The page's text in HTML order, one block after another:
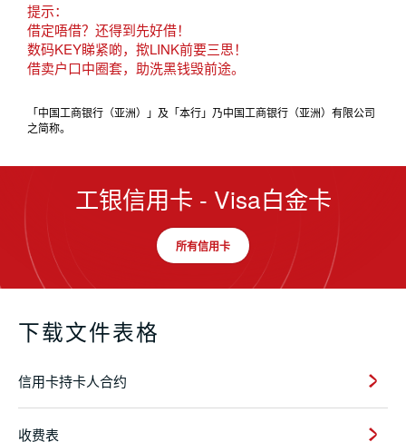
提示：
借定唔借？还得到先好借！
数码KEY睇紧啲，揿LINK前要三思！
借卖户口中圈套，助洗黑钱毁前途。
「中国工商银行（亚洲）」及「本行」乃中国工商银行（亚洲）有限公司
之简称。
工银信用卡 - Visa白金卡
所有信用卡
下载文件表格
信用卡持卡人合约
收费表